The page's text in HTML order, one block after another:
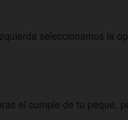
seleccionamos la
el cumple de tu peque,